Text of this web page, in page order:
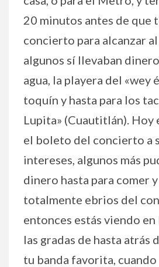
20 minutos antes de que
concierto para alcanzar
algunos sí llevaban
agua, la playera del «wey
toquín y hasta para los
Lupita» (Cuautitlán). Hoy
el boleto del concierto a
intereses, algunos más
dinero hasta para comer
totalmente ebrios del
entonces estás viendo en
las gradas de hasta atrás
tu banda favorita, cuando